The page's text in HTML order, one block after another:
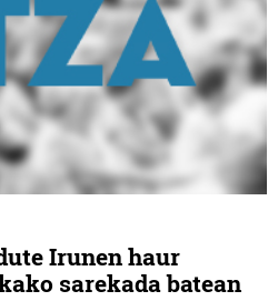
Irunen haur
sarekada batean